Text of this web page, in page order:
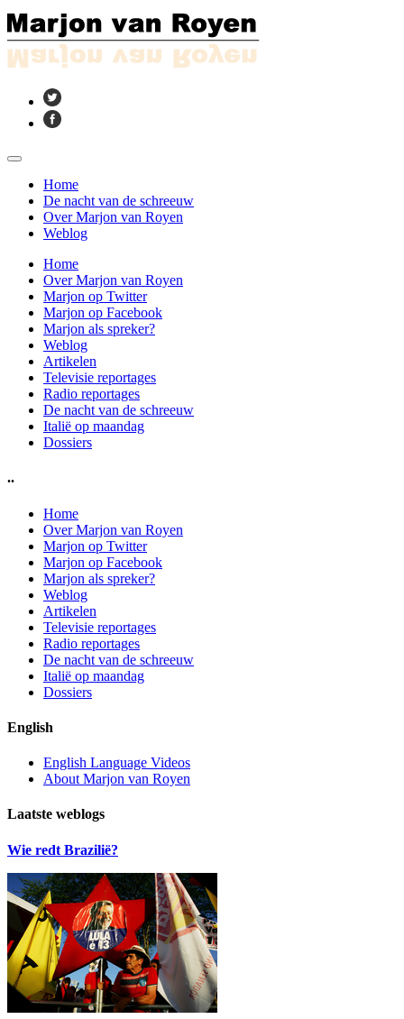
Home
De nacht van de schreeuw
Over Marjon van Royen
Weblog
Home
Over Marjon van Royen
Marjon op Twitter
Marjon op Facebook
Marjon als spreker?
Weblog
Artikelen
Televisie reportages
Radio reportages
De nacht van de schreeuw
Italië op maandag
Dossiers
..
Home
Over Marjon van Royen
Marjon op Twitter
Marjon op Facebook
Marjon als spreker?
Weblog
Artikelen
Televisie reportages
Radio reportages
De nacht van de schreeuw
Italië op maandag
Dossiers
English
English Language Videos
About Marjon van Royen
Laatste weblogs
Wie redt Brazilië?